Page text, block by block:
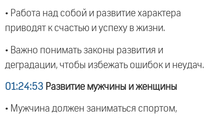
• Работа над собой и развитие характера
приводят к счастью и успеху в жизни.
• Важно понимать законы развития и
деградации, чтобы избежать ошибок и неудач.
01:24:53 Развитие мужчины и женщины
• Мужчина должен заниматься спортом,